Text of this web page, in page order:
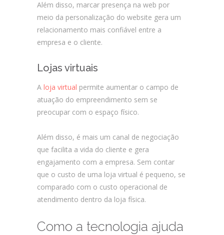
Além disso, marcar presença na web por
meio da personalização do website gera um
relacionamento mais confiável entre a
empresa e o cliente.
Lojas virtuais
A loja virtual permite aumentar o campo de
atuação do empreendimento sem se
preocupar com o espaço físico.
Além disso, é mais um canal de negociação
que facilita a vida do cliente e gera
engajamento com a empresa. Sem contar
que o custo de uma loja virtual é pequeno, se
comparado com o custo operacional de
atendimento dentro da loja física.
Como a tecnologia ajuda